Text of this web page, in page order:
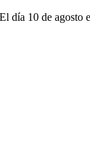
día 10 de agosto